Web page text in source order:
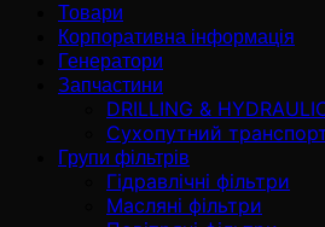
Товари
Корпоративна інформація
Генератори
Запчастини
DRILLING &
Сухопутний
Групи фільтрів
Гідравлічні фільтри
Масляні фільтри